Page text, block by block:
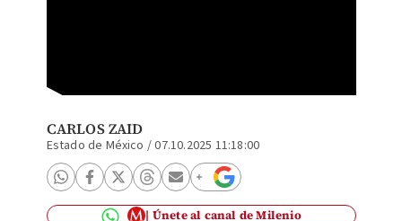
CARLOS ZAID
Estado de México /07.10.2025 11:18:00
Únete al canal de Milenio